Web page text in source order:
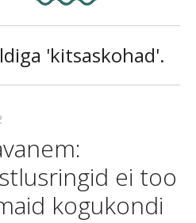
'kitsaskohad'.
ei too
kogukondi